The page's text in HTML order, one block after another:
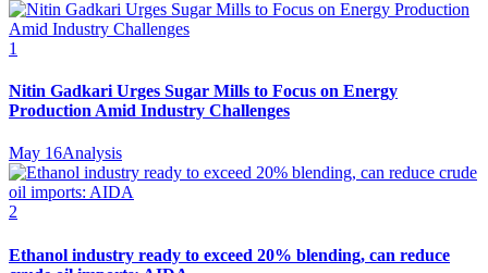
1
Nitin Gadkari Urges Sugar Mills to Focus on Energy
Production Amid Industry Challenges
May 16Analysis
2
Ethanol industry ready to exceed 20% blending, can reduce